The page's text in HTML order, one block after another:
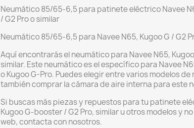
Neumático 85/65-6,5 para patinete eléctrico Navee
/ G2 Pro o similar
Neumático 85/65-6,5 para Navee N65, Kugoo G / G2
Aquí encontrarás el neumático para Navee N65,
similar. Este neumático es el específico para Navee
o Kugoo G-Pro. Puedes elegir entre varios modelos
también comprar la cámara de aire interna para este
Si buscas más piezas y repuestos para tu patinete
Kugoo G-booster / G2 Pro, similar u otros modelos y
web, contacta con nosotros.